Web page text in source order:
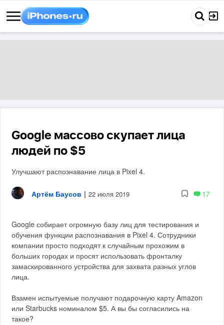
Google массово скупает лица
людей по $5
Улучшают распознавание лица в Pixel 4.
Артём Баусов | 22 июля 2019 17
Google собирает огромную базу лиц для тестирования и
обучения функции распознавания в Pixel 4. Сотрудники
компании просто подходят к случайным прохожим в
больших городах и просят использовать фронталку
замаскированного устройства для захвата разных углов
лица.
Взамен испытуемые получают подарочную карту Amazon
или Starbucks номиналом $5. А вы бы согласились на
такое?